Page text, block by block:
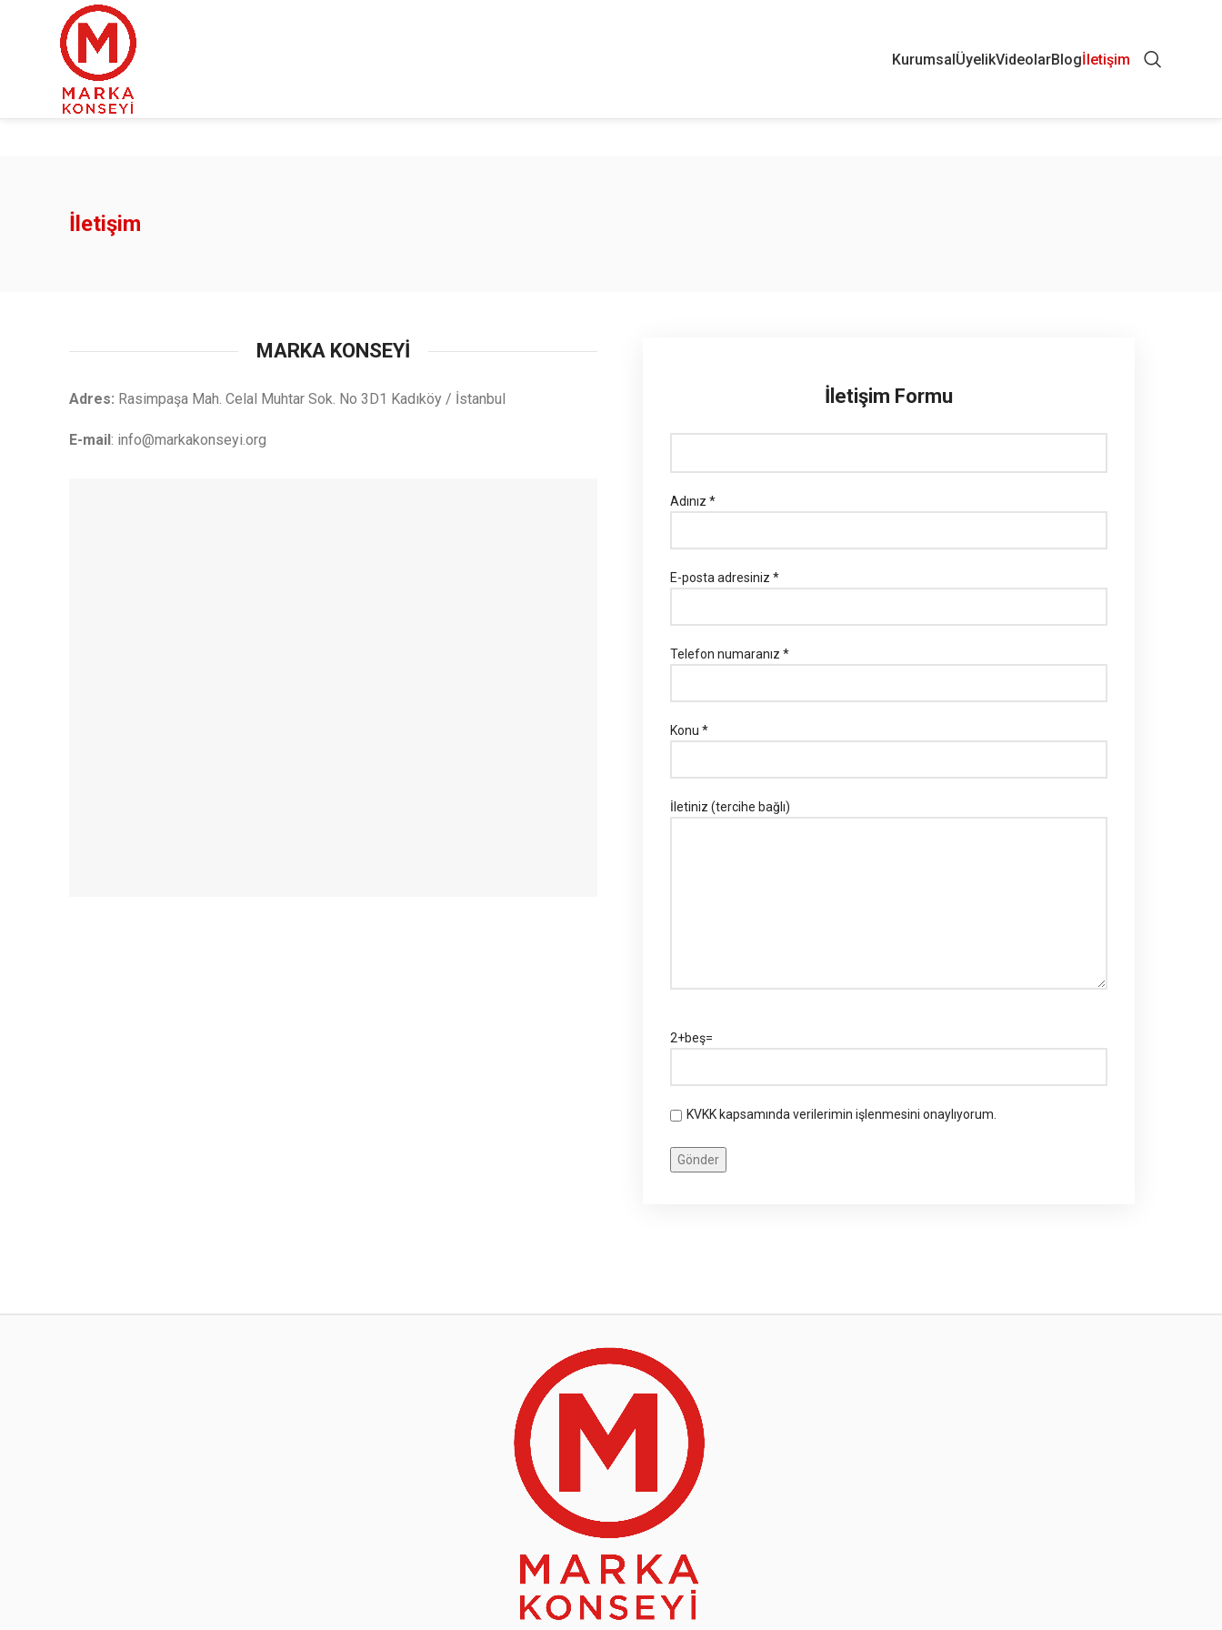
KurumsalÜyelikVideolarBlogİletişim
İletişim
MARKA KONSEYİ
Adres: Rasimpaşa Mah. Celal Muhtar Sok. No 3D1 Kadıköy / İstanbul
E-mail: info@markakonseyi.org
İletişim Formu
Adınız *
E-posta adresiniz *
Telefon numaranız *
Konu *
İletiniz (tercihe bağlı)
2+beş=
KVKK kapsamında verilerimin işlenmesini onaylıyorum.